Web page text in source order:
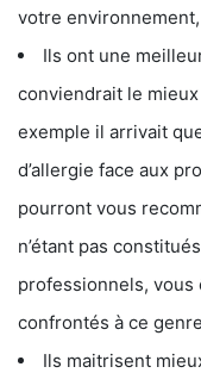
votre
Ils ont une
conviendrait le
exemple il arrivait
d’allergie face aux
pourront vous
n’étant pas
professionnels,
confrontés à ce
Ils maitrisent